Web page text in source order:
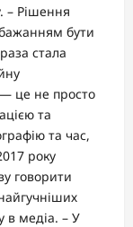
– Рішення
бути
стала
це не просто
та
та час,
року
говорити
в медіа. – У